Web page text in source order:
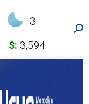
3
$: 3,594